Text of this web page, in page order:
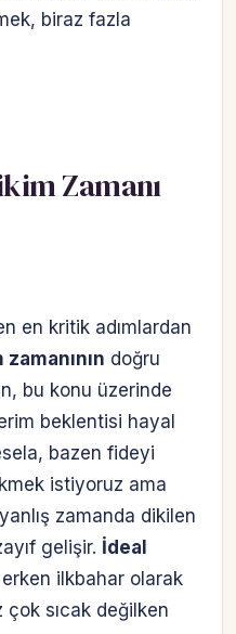
biraz fazla
Zamanı
en kritik adımlardan
doğru
bu konu üzerinde
beklentisi hayal
bazen fideyi
istiyoruz ama
zamanda dikilen
gelişir. İdeal
ilkbahar olarak
sıcak değilken